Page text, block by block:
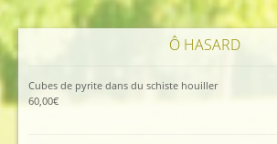
Ô HASARD
Cubes de pyrite dans du schiste houiller
60,00€